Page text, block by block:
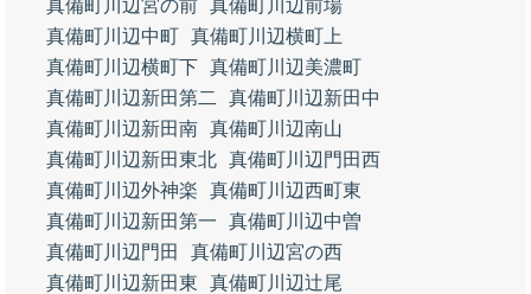
真備町川辺宮の前 真備町川辺前場
真備町川辺中町 真備町川辺横町上
真備町川辺横町下 真備町川辺美濃町
真備町川辺新田第二
真備町川辺新田中
真備町川辺新田南 真備町川辺南山
真備町川辺新田東北 真備町川辺門田西
真備町川辺外神楽
真備町川辺西町東
真備町川辺新田第一
真備町川辺中曽
真備町川辺門田
真備町川辺宮の西
真備町川辺新田東
真備町川辺辻尾